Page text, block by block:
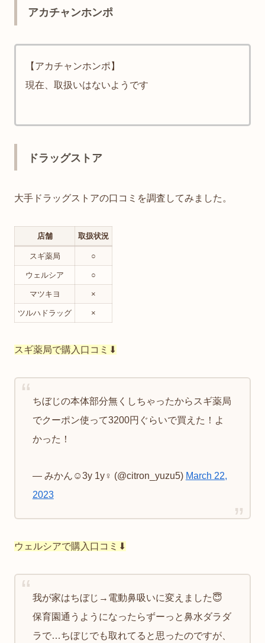
アカチャンホンポ
【アカチャンホンポ】
現在、取扱いはないようです
ドラッグストア
大手ドラッグストアの口コミを調査してみました。
店舗 取扱状況
スギ薬局 ○
ウェルシア ○
マツキヨ ×
ツルハドラッグ ×
スギ薬局で購入口コミ⬇︎
ちぼじの本体部分無くしちゃったからスギ薬局
でクーポン使って3200円ぐらいで買えた！よ
かった！
— みかん☺︎3y 1y♀ (@citron_yuzu5) March 22,
2023
ウェルシアで購入口コミ⬇︎
我が家はちぼじ→電動鼻吸いに変えました😇
保育園通うようになったらずーっと鼻水ダラダ
ラで…ちぼじでも取れてると思ったのですが、